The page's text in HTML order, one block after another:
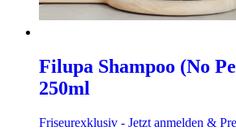
Filupa Shampoo (No
250ml
Friseurexklusiv - Jetzt anmelden &